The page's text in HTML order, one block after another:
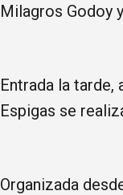
Milagros Godoy
Entrada la tarde,
Espigas se
Organizada